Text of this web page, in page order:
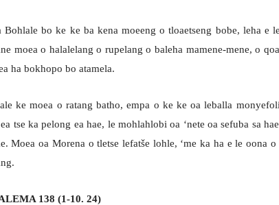
Bohlale bo ke ke ba kena moeeng o tloaetseng bobe, leha e
moea o halalelang o rupelang o baleha mamene-mene, o
ha bokhopo bo atamela.
ke moea o ratang batho, empa o ke ke oa leballa
tse ka pelong ea hae, le mohlahlobi oa ‘nete oa sefuba sa
Moea oa Morena o tletse lefatše lohle, ‘me ka ha e le oona
138 (1-10. 24)